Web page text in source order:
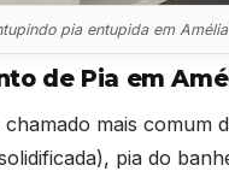
pia entupida em
de Pia em
mais comum
pia do